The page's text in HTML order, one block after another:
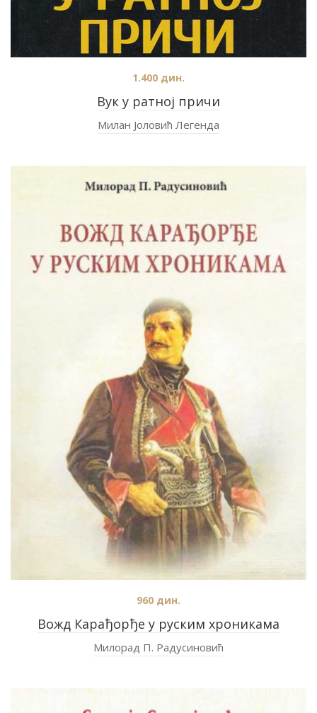
Вук у ратној причи
1.400 дин.
Милан Јоловић Легенда
Вожд Карађорђе у руским хроникама
960 дин.
Милорад П. Радусиновић